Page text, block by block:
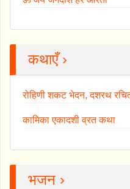
कथाएँ ›
रोहिणी शकट भेदन, दशरथ
कामिका एकादशी व्रत कथा
भजन ›